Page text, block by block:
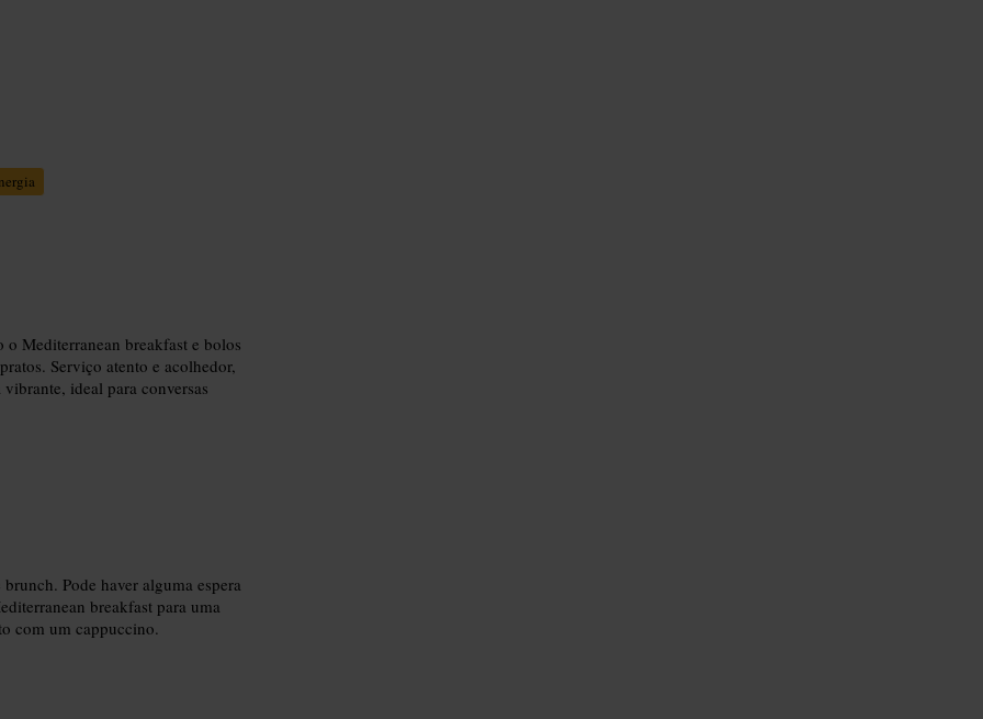
Mediterranean breakfast e bolos
Serviço atento e acolhedor,
ideal para conversas
Pode haver alguma espera
breakfast para uma
com um cappuccino.